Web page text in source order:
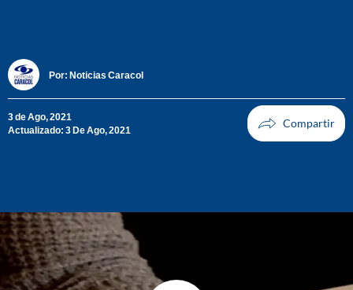
Por: Noticias Caracol
3 de Ago, 2021
Actualizado: 3 De Ago, 2021